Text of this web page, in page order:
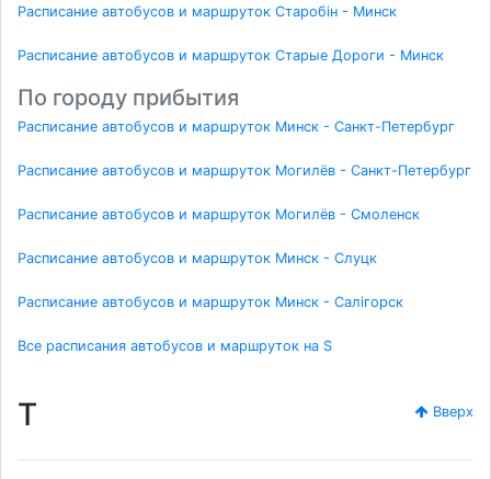
Расписание автобусов и маршруток Старобін - Минск
Расписание автобусов и маршруток Старые Дороги - Минск
По городу прибытия
Расписание автобусов и маршруток Минск - Санкт-Петербург
Расписание автобусов и маршруток Могилёв - Санкт-Петербург
Расписание автобусов и маршруток Могилёв - Смоленск
Расписание автобусов и маршруток Минск - Слуцк
Расписание автобусов и маршруток Минск - Салігорск
Все расписания автобусов и маршруток на S
T Вверх